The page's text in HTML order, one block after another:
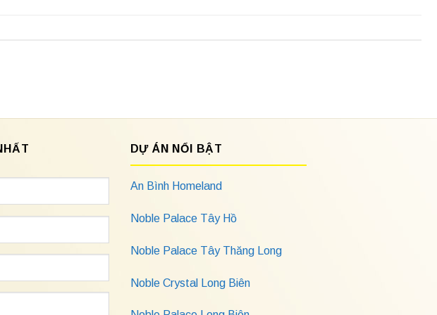
DỰ ÁN NỔI BẬT
An Bình Homeland
Noble Palace Tây Hồ
Noble Palace Tây Thăng Long
Noble Crystal Long Biên